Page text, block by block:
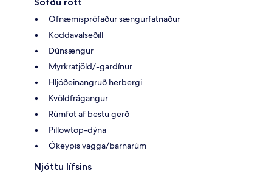
Ofnæmisprófaður sængurfatnaður
Koddavalseðill
Dúnsængur
Myrkratjöld/-gardínur
Hljóðeinangruð herbergi
Kvöldfrágangur
Rúmföt af bestu gerð
Pillowtop-dýna
Ókeypis vagga/barnarúm
Njóttu lífsins